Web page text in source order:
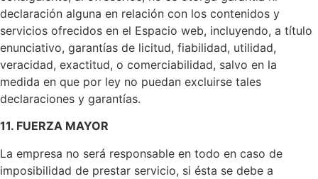
declaración alguna en relación con los contenidos y
servicios ofrecidos en el Espacio web, incluyendo, a título
enunciativo, garantías de licitud, fiabilidad, utilidad,
veracidad, exactitud, o comerciabilidad, salvo en la
medida en que por ley no puedan excluirse tales
declaraciones y garantías.
11. FUERZA MAYOR
La empresa no será responsable en todo en caso de
imposibilidad de prestar servicio, si ésta se debe a